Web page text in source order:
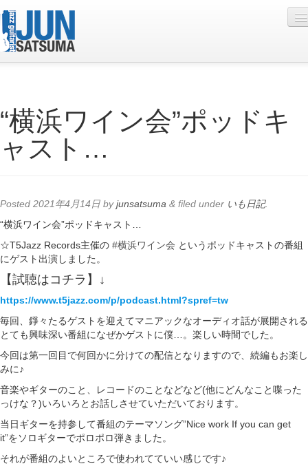
Live Schedule
Discography
Contact
YouTube
Online Lesson
“横浜ワイン会”ポッドキ
ャスト…
Posted 2021年4月14日 byjunsatsuma & filed under いも日記.
“横浜ワイン会”ポッドキャスト…
☆T5Jazz Records主催の #横浜ワイン会 というポッドキャストの番組
にゲスト出演しました。
【試聴はコチラ】↓
https://www.t5jazz.com/p/podcast.html?spref=tw
毎回、錚々たるゲストを迎えてマニアックなオーディオ話が展開される
とても興味深い番組になぜかゲストに僕…。楽しい時間でした。
今回は第一回目で何回かに分けての配信となりますので、続編もお楽し
みに♪
音楽やギターのこと、レコードのことなどなど(他にどんなこと喋った
っけな？)いろいろとお話しさせていただいております。
当日ギターを持参して番組のテーマソング”Nice work If you can get
it”をソロギターでポロポロ弾きました。
それが番組のよいところで使われてていい感じです♪